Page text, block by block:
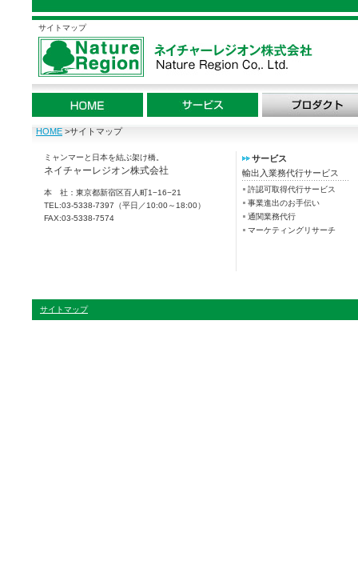
サイトマップ
HOME >サイトマップ
ミャンマーと日本を結ぶ架け橋。
ネイチャーレジオン株式会社
本 社：東京都新宿区百人町1−16−21
TEL:03-5338-7397（平日／10:00～18:00）
FAX:03-5338-7574
サービス
輸出入業務代行サービス
許認可取得代行サービス
事業進出のお手伝い
通関業務代行
マーケティングリサーチ
サイトマップ